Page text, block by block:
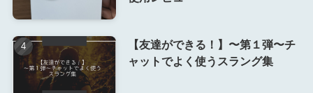
【友達ができる！】〜第１弾〜チ
ャットでよく使うスラング集